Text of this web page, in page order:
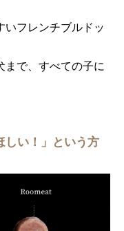
いフレンチブルドッ
まで、すべての子に
い！」という方